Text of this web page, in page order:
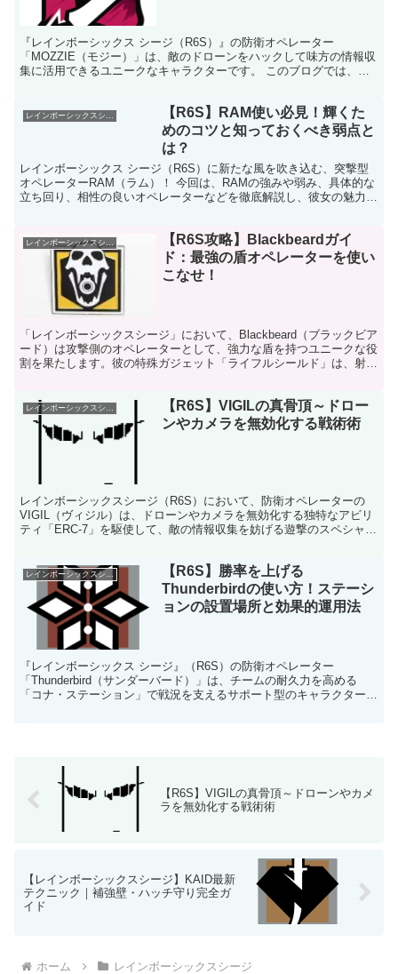
『レインボーシックス シージ（R6S）』の防衛オペレーター
「MOZZIE（モジー）」は、敵のドローンをハックして味方の情報収
集に活用できるユニークなキャラクターです。 このブログでは、
レインボーシックスシージ
【R6S】RAM使い必見！輝くた
めのコツと知っておくべき弱点と
は？
レインボーシックス シージ（R6S）に新たな風を吹き込む、突撃型
オペレーターRAM（ラム）！ 今回は、RAMの強みや弱み、具体的な
立ち回り、相性の良いオペレーターなどを徹底解説し、彼女の魅力を
【R6S攻略】Blackbeardガイ
ド：最強の盾オペレーターを使い
こなせ！
「レインボーシックスシージ」において、Blackbeard（ブラックビア
ード）は攻撃側のオペレーターとして、強力な盾を持つユニークな役
割を果たします。彼の特殊ガジェット「ライフルシールド」は、射撃
レインボーシックスシージ
【R6S】VIGILの真骨頂～ドロー
ンやカメラを無効化する戦術術
レインボーシックスシージ（R6S）において、防衛オペレーターの
VIGIL（ヴィジル）は、ドローンやカメラを無効化する独特なアビリ
ティ「ERC-7」を駆使して、敵の情報収集を妨げる遊撃のスペシャリ
【R6S】勝率を上げる
Thunderbirdの使い方！ステーシ
ョンの設置場所と効果的運用法
『レインボーシックス シージ』（R6S）の防衛オペレーター
「Thunderbird（サンダーバード）」は、チームの耐久力を高める
「コナ・ステーション」で戦況を支えるサポート型のキャラクターで
【R6S】VIGILの真骨頂～ドローンやカメ
ラを無効化する戦術術
【レインボーシックスシージ】KAID最新
テクニック｜補強壁・ハッチ守り完全ガ
イド
ホーム レインボーシックスシージ